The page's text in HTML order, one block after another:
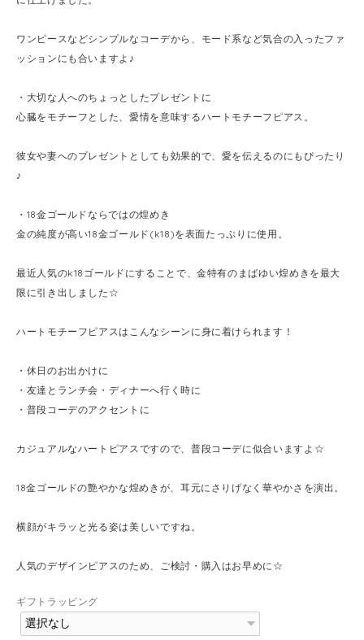
ワンピースなどシンプルなコーデから、モード系など気合の入ったファ
ッションにも合いますよ♪
・大切な人へのちょっとしたプレゼントに
心臓をモチーフとした、愛情を意味するハートモチーフピアス。
彼女や妻へのプレゼントとしても効果的で、愛を伝えるのにもぴったり
♪
・18金ゴールドならではの煌めき
金の純度が高い18金ゴールド(k18)を表面たっぷりに使用。
最近人気のk18ゴールドにすることで、金特有のまばゆい煌めきを最大
限に引き出しました☆
ハートモチーフピアスはこんなシーンに身に着けられます！
・休日のお出かけに
・友達とランチ会・ディナーへ行く時に
・普段コーデのアクセントに
カジュアルなハートピアスですので、普段コーデに似合いますよ☆
18金ゴールドの艶やかな煌めきが、耳元にさりげなく華やかさを演出。
横顔がキラッと光る姿は美しいですね。
人気のデザインピアスのため、ご検討・購入はお早めに☆
ギフトラッピング